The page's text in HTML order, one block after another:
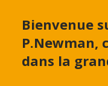
Bienvenue
P.Newman,
dans la